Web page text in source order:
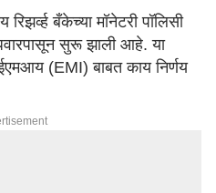
बँकेच्या मॉनेटरी पॉलिसी
सुरू झाली आहे. या
(EMI) बाबत काय निर्णय